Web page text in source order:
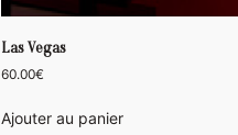
Las Vegas
60.00€
Ajouter au panier